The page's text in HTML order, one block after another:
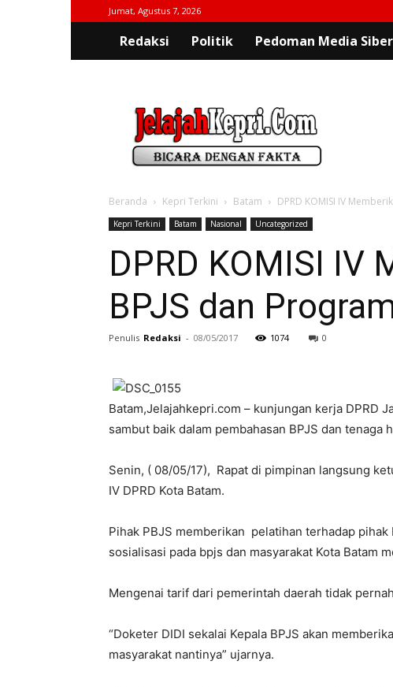
Jumat, Agustus 7, 2026
Redaksi Politik Pedoman Media Siber
Beranda Kepri Terkini Batam DPRD KOMISI IV
Kepri Terkini Batam Nasional Uncategorized
DPRD KOMISI IV
BPJS dan
Penulis Redaksi - 08/05/2017 1074 0
Batam,Jelajahkepri.com – kunjungan kerja DPRD
sambut baik dalam pembahasan BPJS dan
Senin, ( 08/05/17), Rapat di pimpinan langsung
IV DPRD Kota Batam.
Pihak PBJS memberikan pelatihan terhadap
sosialisasi pada bpjs dan masyarakat Kota Batam
Mengenai tarif dari pemerintah daerah tidak
“Doketer DIDI sekalai Kepala BPJS akan
masyarakat nantinya” ujarnya.